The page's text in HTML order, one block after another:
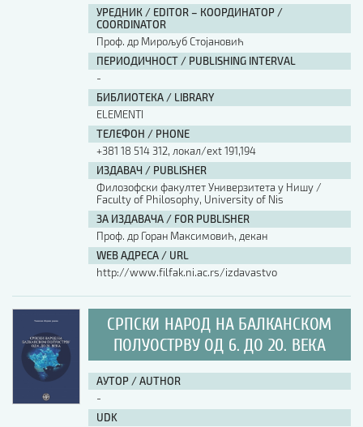
УРЕДНИК / EDITOR – КООРДИНАТОР /
COORDINATOR
Проф. др Мирољуб Стојановић
ПЕРИОДИЧНОСТ / PUBLISHING INTERVAL
-
БИБЛИОТЕКА / LIBRARY
ЕLEMENTI
ТЕЛЕФОН / PHONE
+381 18 514 312, локал/ext 191,194
ИЗДАВАЧ / PUBLISHER
Филозофски факултет Универзитета у Нишу /
Faculty of Philosophy, University of Nis
ЗА ИЗДАВАЧА / FOR PUBLISHER
Проф. др Горан Максимовић, декан
WEB АДРЕСА / URL
http://www.filfak.ni.ac.rs/izdavastvo
СРПСКИ НАРОД НА БАЛКАНСКОМ
ПОЛУОСТРВУ ОД 6. ДО 20. ВЕКА
АУТОР / AUTHOR
-
UDK